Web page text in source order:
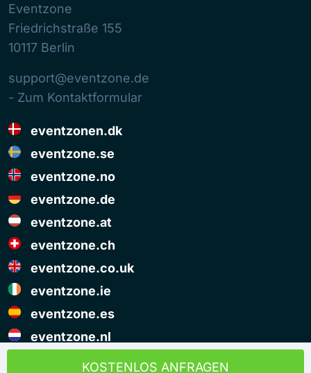
KOSTENLOS ANFRAGEN
Eventzone
Friedrichstraße 155
10117 Berlin
support@eventzone.de
- Zum Kontaktformular
eventzonen.dk
eventzone.se
eventzone.no
eventzone.de
eventzone.at
eventzone.ch
eventzone.co.uk
eventzone.ie
eventzone.es
eventzone.nl
© Copyright Eventzone 2026